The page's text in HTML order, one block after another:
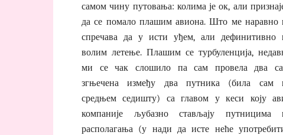
самом чину путовања: колима је ок, али
да се помало плашим авиона. Што ме наравно
спречава да у исти уђем, али дефинитивно
волим летење. Плашим се турбуленција,
ми се чак слошило па сам провела два
згњечена између два путника (била сам
средњем седишту) са главом у кеси коју
компаније љубазно стављају путницима
располагања (у нади да исте неће